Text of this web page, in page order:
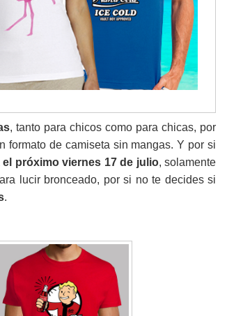
, tanto para chicos como para chicas, por
de camiseta sin mangas. Y por si
próximo viernes 17 de julio, solamente
lucir bronceado, por si no te decides si
.